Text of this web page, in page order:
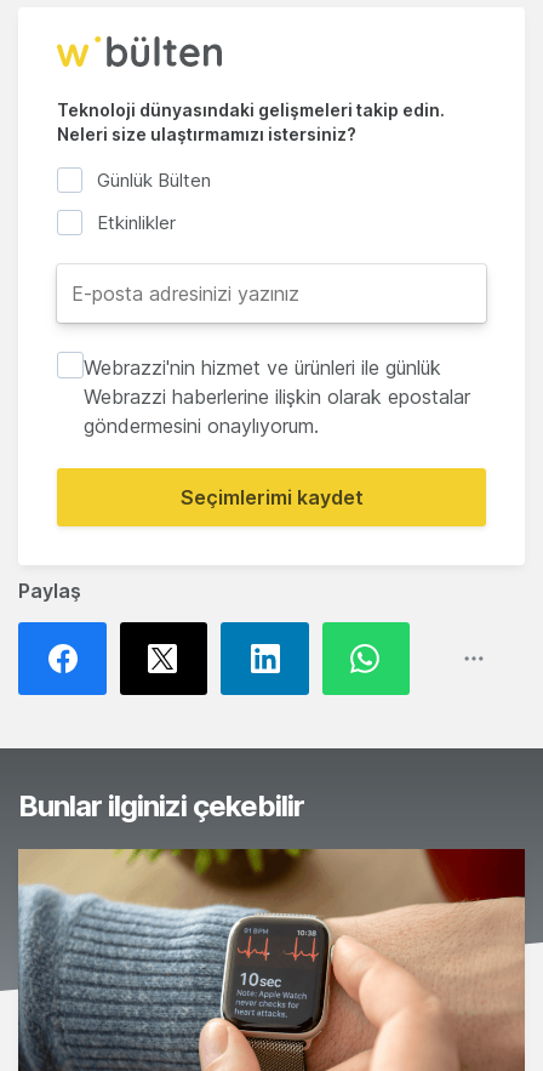
Paylaş
Teknoloji dünyasındaki gelişmeleri takip edin.
Neleri size ulaştırmamızı istersiniz?
Günlük Bülten
Etkinlikler
Webrazzi'nin hizmet ve ürünleri ile günlük
Webrazzi haberlerine ilişkin olarak epostalar
göndermesini onaylıyorum.
Seçimlerimi kaydet
Bunlar ilginizi çekebilir